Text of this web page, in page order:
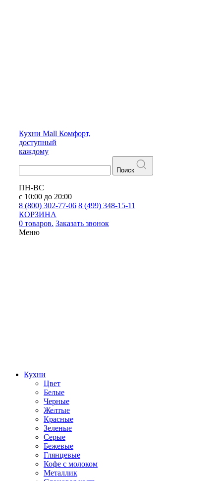
Кухни Mall Комфорт,
доступный
каждому
Поиск
ПН-ВС
с 10:00 до 20:00
8 (800) 302-77-06 8 (499) 348-15-11
КОРЗИНА
0 товаров. Заказать звонок
Меню
Кухни
Цвет
Белые
Черные
Желтые
Красные
Зеленые
Серые
Бежевые
Глянцевые
Кофе с молоком
Металлик